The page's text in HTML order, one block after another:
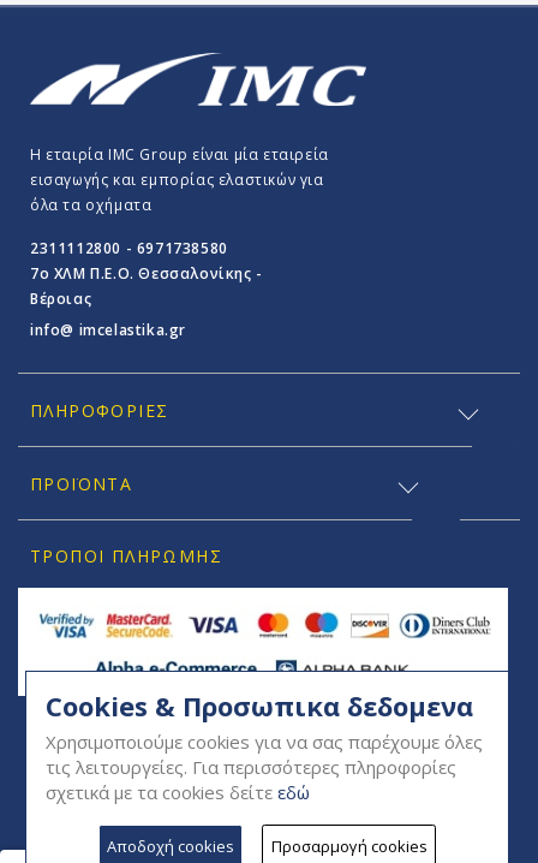
Η εταιρία IMC Group είναι μία εταιρεία
εισαγωγής και εμπορίας ελαστικών για
όλα τα οχήματα
2311112800 - 6971738580
7o ΧΛΜ Π.E.O. Θεσσαλονίκης -
Βέροιας
info@ imcelastika.gr
ΠΛΗΡΟΦΟΡΊΕΣ
ΠΡΟΪΟΝΤΑ
ΤΡΌΠΟΙ ΠΛΗΡΩΜΉΣ
SOCIAL
Cookies & Προσωπικα δεδομενα
Χρησιμοποιούμε cookies για να σας παρέχουμε όλες
τις λειτουργείες. Για περισσότερες πληροφορίες
σχετικά με τα cookies δείτε εδώ
Αποδοχή cookies Προσαρμογή cookies